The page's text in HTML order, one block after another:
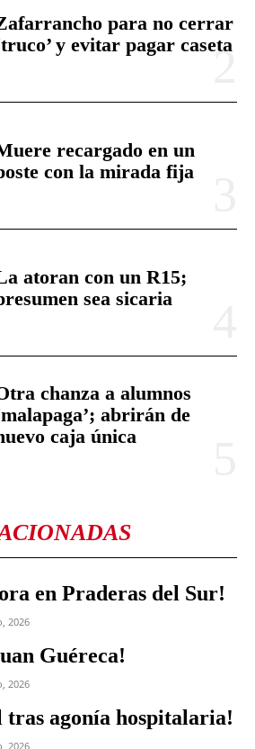
para no cerrar
y evitar pagar caseta
recargado en un
con la mirada fija
atoran con un R15;
sea sicaria
chanza a alumnos
abrirán de
caja única
en Praderas del Sur!
2026
Guéreca!
2026
tras agonía hospitalaria!
2026